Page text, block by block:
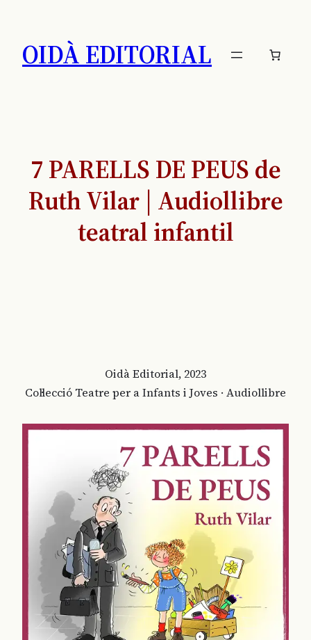
contenido
OIDÀ EDITORIAL
7 PARELLS DE PEUS de
Ruth Vilar | Audiollibre
teatral infantil
Oidà Editorial, 2023
Col·lecció Teatre per a Infants i Joves · Audiollibre